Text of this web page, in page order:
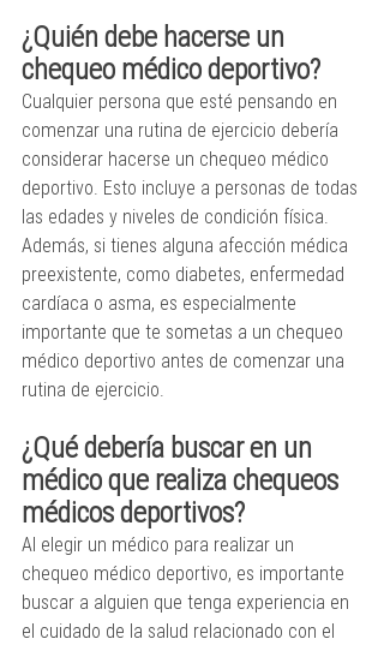
¿Quién debe hacerse un
chequeo médico deportivo?
Cualquier persona que esté pensando en
comenzar una rutina de ejercicio debería
considerar hacerse un chequeo médico
deportivo. Esto incluye a personas de todas
las edades y niveles de condición física.
Además, si tienes alguna afección médica
preexistente, como diabetes, enfermedad
cardíaca o asma, es especialmente
importante que te sometas a un chequeo
médico deportivo antes de comenzar una
rutina de ejercicio.
¿Qué debería buscar en un
médico que realiza chequeos
médicos deportivos?
Al elegir un médico para realizar un
chequeo médico deportivo, es importante
buscar a alguien que tenga experiencia en
el cuidado de la salud relacionado con el